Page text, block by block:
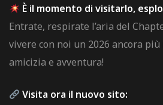
È il momento di visitarlo,
Entrate, respirate l’aria del
vivere con noi un 2026 ancora più
amicizia e avventura!
Visita ora il nuovo sito: